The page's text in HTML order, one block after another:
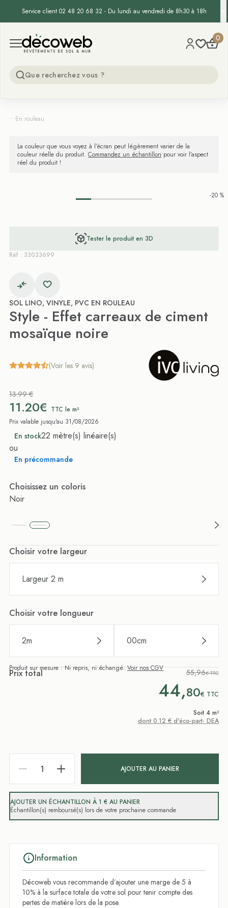
Service client 02 48 20 68 32 - Du lundi au vendredi de 8h30 à 18h
Open menu
Decoweb 0
...En rouleau
La couleur que vous voyez à l’écran peut légèrement varier de la
couleur réelle du produit. Commandez un échantillon pour voir l’aspect
réel du produit !
-20 %
Tester le produit en 3D
Réf : 33033699
SOL LINO, VINYLE, PVC EN ROULEAU
Style - Effet carreaux de ciment
mosaïque noire
(Voir les 9 avis)
13.99 €
11.20€ TTC le m²
Prix valable jusqu'au 31/08/2026
En stock22 mètre(s) linéaire(s)
ou
En précommande
Choisissez un coloris
Noir
Choisir votre largeur
Largeur 2 m
Choisir votre longueur
2m 00cm
Produit sur mesure : Ni repris, ni échangé.Voir nos CGV
Prix total 55,96€ TTC
44,80€ TTC
Soit 4 m²
dont 0.12 € d'éco-part- DEA
AJOUTER AU PANIER
AJOUTER UN ÉCHANTILLON À 1 € AU PANIER
Échantillon(s) remboursé(s) lors de votre prochaine commande
Information
Décoweb vous recommande d’ajouter une marge de 5 à
10% à la surface totale de votre sol pour tenir compte des
pertes de matière lors de la pose.